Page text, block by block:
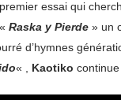
essai qui
Raska y Pierde » un
d’hymnes
« , Kaotiko